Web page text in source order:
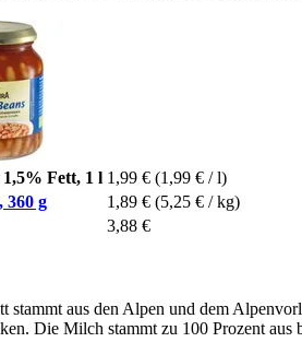
Fett, 1 l 1,99 € (1,99 € / l)
360 g
1,89 € (5,25 € / kg)
3,88 €
aus den Alpen und dem
Die Milch stammt zu 100 Prozent aus